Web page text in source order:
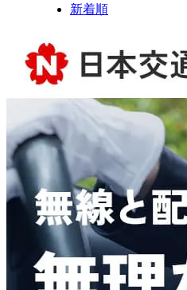
新着順